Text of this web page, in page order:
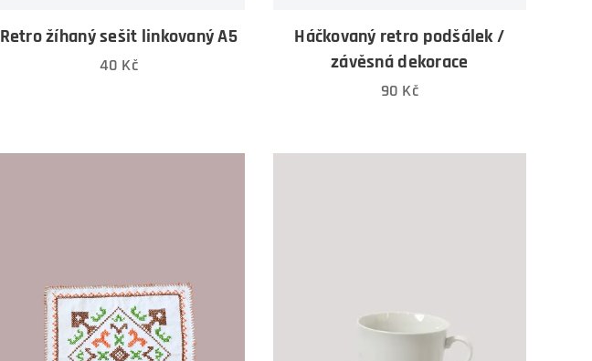
Retro žíhaný sešit linkovaný A5
40 Kč
Háčkovaný retro podšálek /
závěsná dekorace
90 Kč